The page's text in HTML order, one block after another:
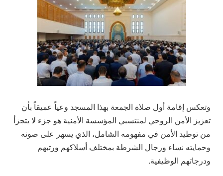
وتعكس إقامة أول صلاة الجمعة بهذا المسجد وعياً عميقاً بأن
تعزيز الأمن الروحي لمنتسبي المؤسسة الأمنية هو جزء لا يتجزأ
من توطيد الأمن في مفهومه الشامل، الذي يسهر على صونه
وحمايته نساء ورجال الشرطة بمختلف أسلاكهم ورتبهم
ودرجاتهم الوظيفية.